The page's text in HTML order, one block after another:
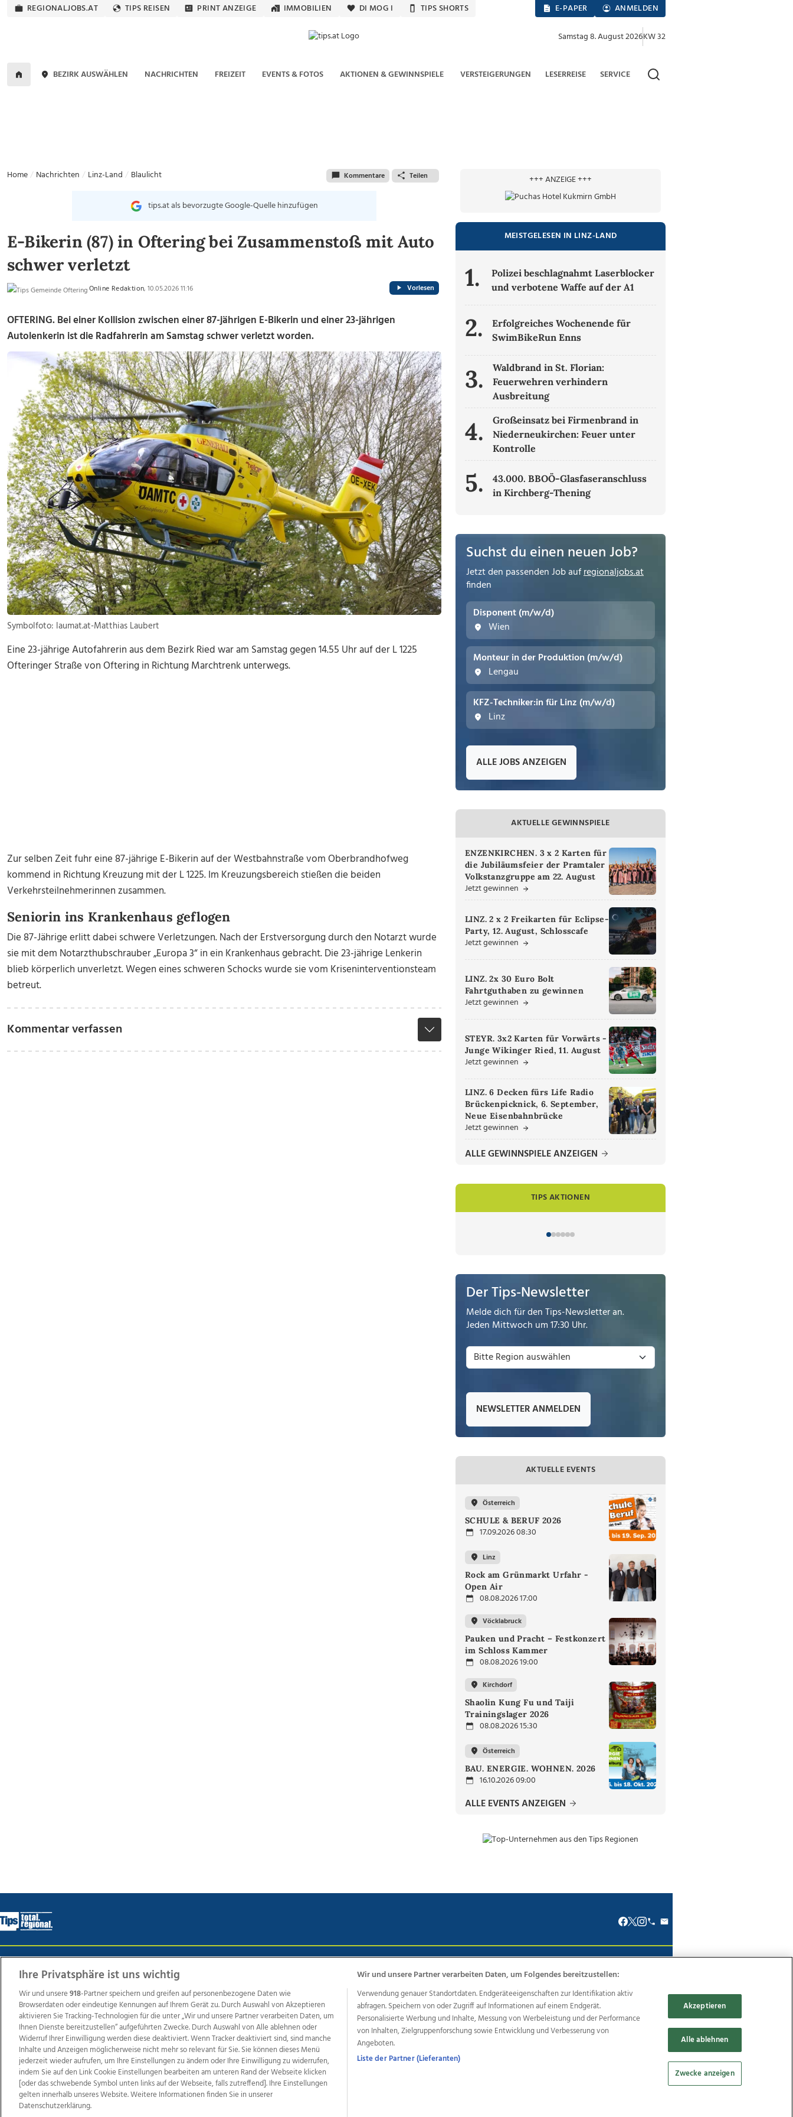
REGIONALJOBS.AT TIPS REISEN PRINT ANZEIGE IMMOBILIEN DI MOG I TIPS SHORTS E-PAPER ANMELDEN
Samstag 8. August 2026KW 32
BEZIRK AUSWÄHLEN NACHRICHTEN FREIZEIT EVENTS & FOTOS AKTIONEN & GEWINNSPIELE VERSTEIGERUNGEN LESERREISE SERVICE
Home Nachrichten Linz-Land Blaulicht Kommentare Teilen
tips.at als bevorzugte Google-Quelle hinzufügen
E-Bikerin (87) in Oftering bei Zusammenstoß mit Auto
schwer verletzt
Online Redaktion, 10.05.2026 11:16 Vorlesen
OFTERING. Bei einer Kollision zwischen einer 87-jährigen E-Bikerin und einer 23-jährigen
Autolenkerin ist die Radfahrerin am Samstag schwer verletzt worden.
Symbolfoto: laumat.at-Matthias Laubert
Eine 23-jährige Autofahrerin aus dem Bezirk Ried war am Samstag gegen 14.55 Uhr auf der L 1225
Ofteringer Straße von Oftering in Richtung Marchtrenk unterwegs.
Zur selben Zeit fuhr eine 87-jährige E-Bikerin auf der Westbahnstraße vom Oberbrandhofweg
kommend in Richtung Kreuzung mit der L 1225. Im Kreuzungsbereich stießen die beiden
Verkehrsteilnehmerinnen zusammen.
Seniorin ins Krankenhaus geflogen
Die 87-Jährige erlitt dabei schwere Verletzungen. Nach der Erstversorgung durch den Notarzt wurde
sie mit dem Notarzthubschrauber „Europa 3“ in ein Krankenhaus gebracht. Die 23-jährige Lenkerin
blieb körperlich unverletzt. Wegen eines schweren Schocks wurde sie vom Kriseninterventionsteam
betreut.
Kommentar verfassen
+++ ANZEIGE +++
MEISTGELESEN IN LINZ-LAND
1.
Polizei beschlagnahmt Laserblocker
und verbotene Waffe auf der A1
2.
Erfolgreiches Wochenende für
SwimBikeRun Enns
3.
Waldbrand in St. Florian:
Feuerwehren verhindern
Ausbreitung
4.
Großeinsatz bei Firmenbrand in
Niederneukirchen: Feuer unter
Kontrolle
5.
43.000. BBOÖ-Glasfaseranschluss
in Kirchberg-Thening
Suchst du einen neuen Job?
Jetzt den passenden Job aufregionaljobs.at
finden
Disponent (m/w/d)
Wien
Monteur in der Produktion (m/w/d)
Lengau
KFZ-Techniker:in für Linz (m/w/d)
Linz
ALLE JOBS ANZEIGEN
AKTUELLE GEWINNSPIELE
ENZENKIRCHEN. 3 x 2 Karten für
die Jubiläumsfeier der Pramtaler
Volkstanzgruppe am 22. August
Jetzt gewinnen
LINZ. 2 x 2 Freikarten für Eclipse-
Party, 12. August, Schlosscafe
Jetzt gewinnen
LINZ. 2x 30 Euro Bolt
Fahrtguthaben zu gewinnen
Jetzt gewinnen
STEYR. 3x2 Karten für Vorwärts -
Junge Wikinger Ried, 11. August
Jetzt gewinnen
LINZ. 6 Decken fürs Life Radio
Brückenpicknick, 6. September,
Neue Eisenbahnbrücke
Jetzt gewinnen
ALLE GEWINNSPIELE ANZEIGEN
TIPS AKTIONEN
Der Tips-Newsletter
Melde dich für den Tips-Newsletter an.
Jeden Mittwoch um 17:30 Uhr.
NEWSLETTER ANMELDEN
AKTUELLE EVENTS
Österreich
SCHULE & BERUF 2026
17.09.2026 08:30
Linz
Rock am Grünmarkt Urfahr -
Open Air
08.08.2026 17:00
Vöcklabruck
Pauken und Pracht – Festkonzert
im Schloss Kammer
08.08.2026 19:00
Kirchdorf
Shaolin Kung Fu und Taiji
Trainingslager 2026
08.08.2026 15:30
Österreich
BAU. ENERGIE. WOHNEN. 2026
16.10.2026 09:00
ALLE EVENTS ANZEIGEN
Wir über uns Mediadaten Kontakt AGB Anzeigekunden AGB Website Ehrenkodex Politische Werbung
Weitere Angebote des Medienhauses Wimmer
TV1 di-mog-i.at OÖNow Ischler Woche Life Radio OÖNachrichten OÖN Immobilien OÖN Karriere OÖN Reise
Promenaden Galerien
Regionaljobs
wasistlos.at wirtrauern.at
Copyrights © 2026 Tips Zeitungs GmbH & Co KG
Ihre Privatsphäre ist uns wichtig
Wir und unsere918-Partner speichern und greifen auf personenbezogene Daten wie
Browserdaten oder eindeutige Kennungen auf Ihrem Gerät zu. Durch Auswahl von Akzeptieren
aktivieren Sie Tracking-Technologien für die unter „Wir und unsere Partner verarbeiten Daten, um
Ihnen Dienste bereitzustellen“ aufgeführten Zwecke. Durch Auswahl von Alle ablehnen oder
Widerruf Ihrer Einwilligung werden diese deaktiviert. Wenn Tracker deaktiviert sind, sind manche
Inhalte und Anzeigen möglicherweise nicht mehr so relevant für Sie. Sie können dieses Menü
jederzeit wieder aufrufen, um Ihre Einstellungen zu ändern oder Ihre Einwilligung zu widerrufen,
indem Sie auf den Link Cookie Einstellungen bearbeiten am unteren Rand der Webseite klicken
[oder das schwebende Symbol unten links auf der Webseite, falls zutreffend]. Ihre Einstellungen
gelten innerhalb unseres Website. Weitere Informationen finden Sie in unserer
Datenschutzerklärung.
Wir und unsere Partner verarbeiten Daten, um Folgendes bereitzustellen:
Verwendung genauer Standortdaten. Endgeräteeigenschaften zur Identifikation aktiv
abfragen. Speichern von oder Zugriff auf Informationen auf einem Endgerät.
Personalisierte Werbung und Inhalte, Messung von Werbeleistung und der Performance
von Inhalten, Zielgruppenforschung sowie Entwicklung und Verbesserung von
Angeboten.
Liste der Partner (Lieferanten)
Akzeptieren
Alle ablehnen
Zwecke anzeigen